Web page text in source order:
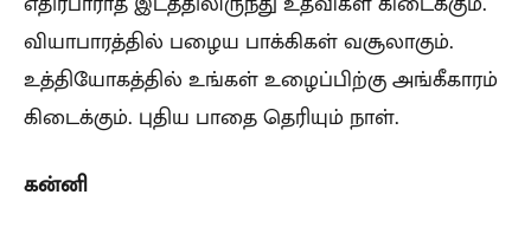
வியாபாரத்தில் பழைய பாக்கிகள் வசூலாகும்.
உத்தியோகத்தில் உங்கள் உழைப்பிற்கு அங்கீகாரம்
கிடைக்கும். புதிய பாதை தெரியும் நாள்.
கன்னி